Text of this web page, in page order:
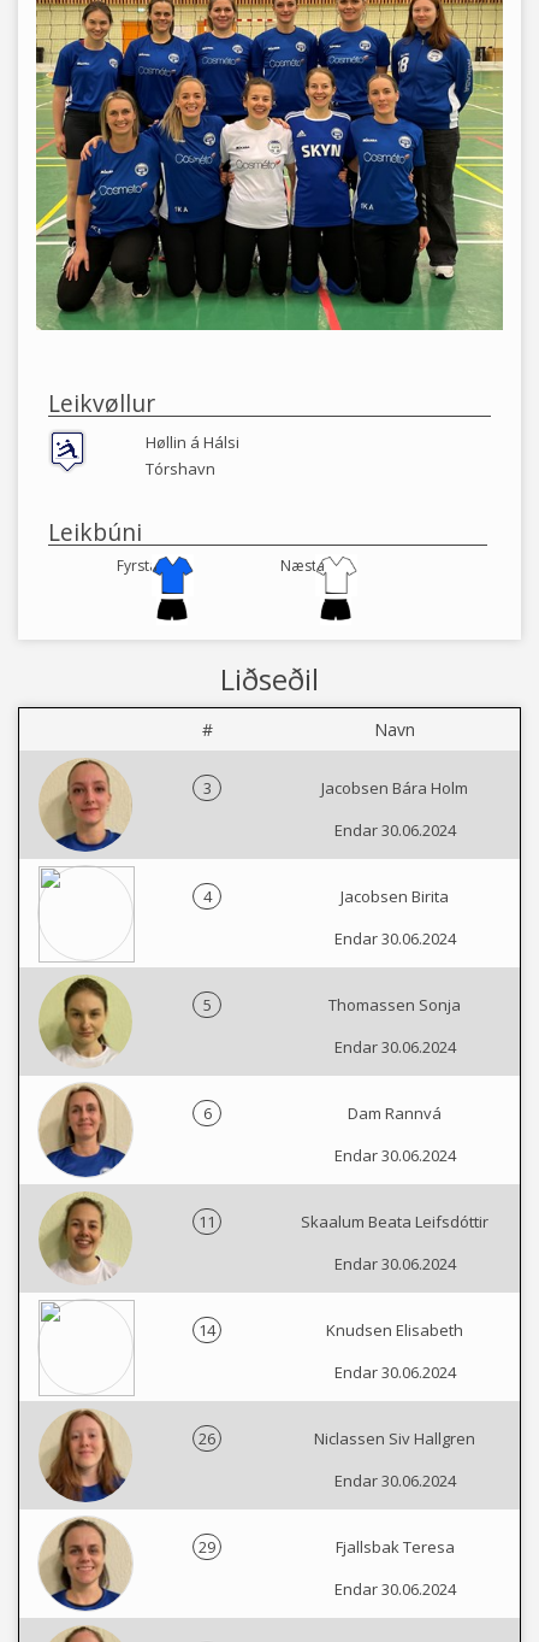
Leikvøllur
Høllin á Hálsi
Tórshavn
Leikbúni
Fyrsta Næsta
Liðseðil
# Navn
3
Jacobsen Bára Holm
Endar 30.06.2024
4
Jacobsen Birita
Endar 30.06.2024
5
Thomassen Sonja
Endar 30.06.2024
6
Dam Rannvá
Endar 30.06.2024
11
Skaalum Beata Leifsdóttir
Endar 30.06.2024
14
Knudsen Elisabeth
Endar 30.06.2024
26
Niclassen Siv Hallgren
Endar 30.06.2024
29
Fjallsbak Teresa
Endar 30.06.2024